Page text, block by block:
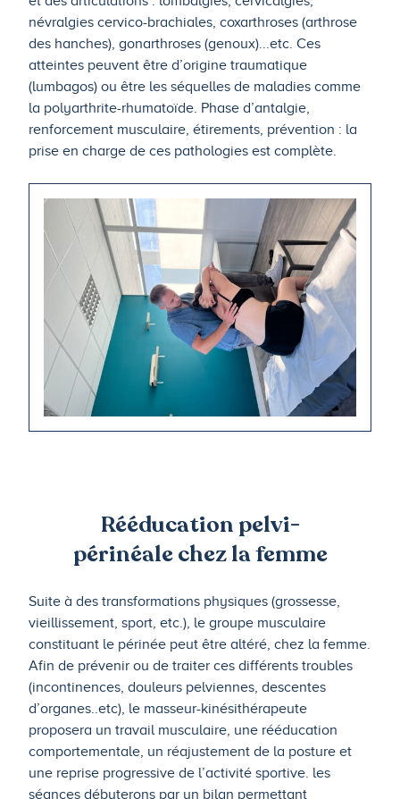
névralgies cervico-brachiales, coxarthroses (arthrose
des hanches), gonarthroses (genoux)...etc. Ces
atteintes peuvent être d’origine traumatique
(lumbagos) ou être les séquelles de maladies comme
la polyarthrite-rhumatoïde. Phase d’antalgie,
renforcement musculaire, étirements, prévention : la
prise en charge de ces pathologies est complète.
Rééducation pelvi-
périnéale chez la femme
Suite à des transformations physiques (grossesse,
vieillissement, sport, etc.), le groupe musculaire
constituant le périnée peut être altéré, chez la femme.
Afin de prévenir ou de traiter ces différents troubles
(incontinences, douleurs pelviennes, descentes
d’organes..etc), le masseur-kinésithérapeute
proposera un travail musculaire, une rééducation
comportementale, un réajustement de la posture et
une reprise progressive de l’activité sportive. les
séances débuterons par un bilan permettant